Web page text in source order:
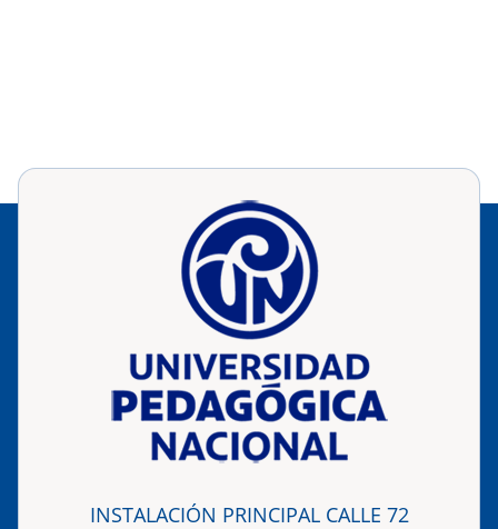
INSTALACIÓN PRINCIPAL CALLE 72